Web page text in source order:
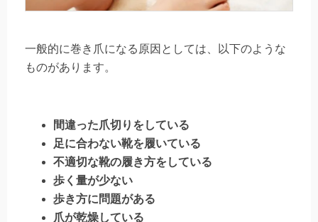
一般的に巻き爪になる原因としては、以下のような
ものがあります。
間違った爪切りをしている
足に合わない靴を履いている
不適切な靴の履き方をしている
歩く量が少ない
歩き方に問題がある
爪が乾燥している